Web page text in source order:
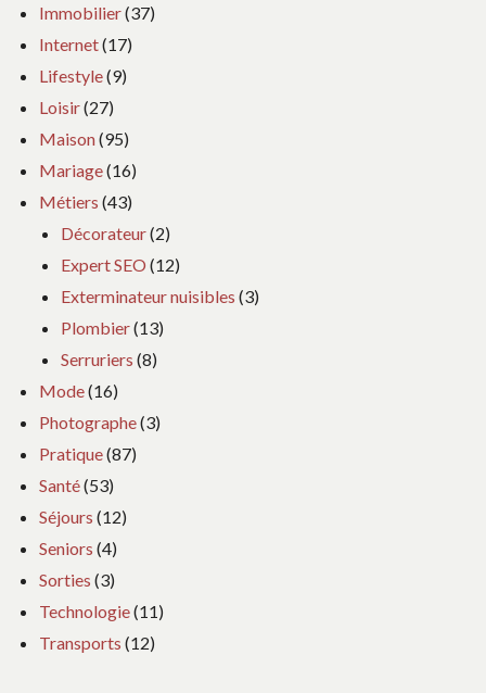
Immobilier(37)
Internet(17)
Lifestyle(9)
Loisir(27)
Maison(95)
Mariage(16)
Métiers (43)
Décorateur(2)
Expert SEO (12)
Exterminateur nuisibles (3)
Plombier(13)
Serruriers (8)
Mode(16)
Photographe(3)
Pratique(87)
Santé(53)
Séjours (12)
Seniors (4)
Sorties (3)
Technologie(11)
Transports (12)